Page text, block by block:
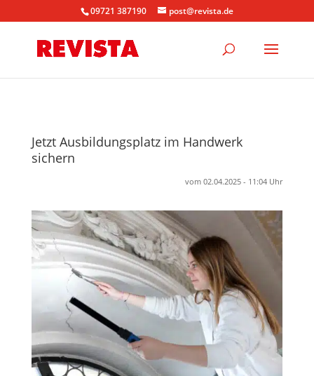
09721 387190 post@revista.de
Jetzt Ausbildungsplatz im Handwerk
sichern
vom 02.04.2025 - 11:04 Uhr